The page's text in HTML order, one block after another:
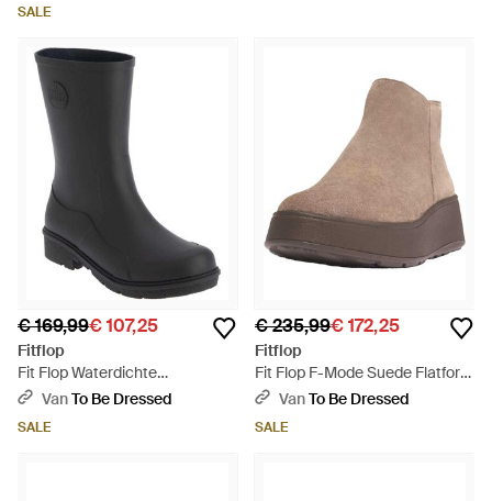
SALE
€ 169,99€ 107,25
Fitflop
Fit Flop Waterdichte
Wandelschoenen (Marine) -
VanTo Be Dressed
SALE
€ 235,99€ 172,25
Fitflop
Fit Flop F-Mode Suede Flatform
Enkellaarsjes - Bruin
VanTo Be Dressed
SALE